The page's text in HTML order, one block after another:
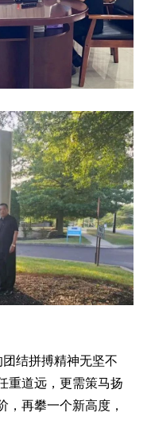
结拼搏精神无坚不
重道远，更需策马扬
，再攀一个新高度，